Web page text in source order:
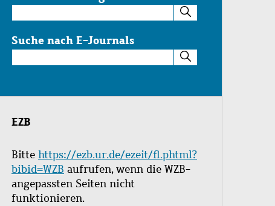
im
Katalog
Suche nach E-Journals
nach
Journals
EZB
Bitte https://ezb.ur.de/ezeit/fl.phtml?
bibid=WZB aufrufen, wenn die WZB-
angepassten Seiten nicht
funktionieren.